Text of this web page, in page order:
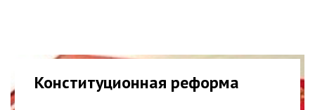
Конституционная реформа